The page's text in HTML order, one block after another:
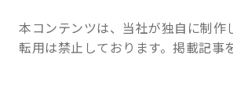
本コンテンツは、当社が独自に制
転用は禁止しております。掲載記事